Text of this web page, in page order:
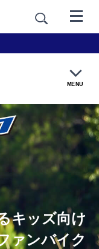
MENU
キッズ向け
ァンバイク